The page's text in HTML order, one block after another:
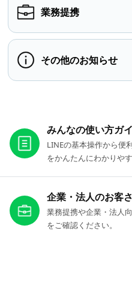
業務提携
その他のお知らせ
みんなの使い方ガ
LINEの基本操作から便
をかんたんにわかりや
企業・法人のお客
業務提携や企業・法人
をご確認ください。